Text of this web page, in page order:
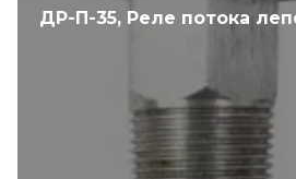
ДР-П-35, Реле потока